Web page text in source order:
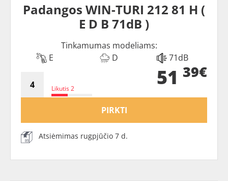
Padangos WIN-TURI 212 81 H (
E D B 71dB )
Tinkamumas modeliams:
E
D 71dB
Likutis 2 51 39€
PIRKTI
Atsiėmimas rugpjūčio 7 d.